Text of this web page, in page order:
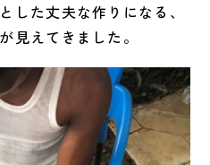
した丈夫な作りになる、
見えてきました。